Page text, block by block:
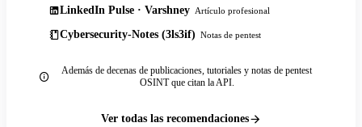
LinkedIn Pulse · Varshney Artículo profesional
Cybersecurity-Notes (3ls3if) Notas de pentest
Además de decenas de publicaciones, tutoriales y notas de pentest
OSINT que citan la API.
Ver todas las recomendaciones